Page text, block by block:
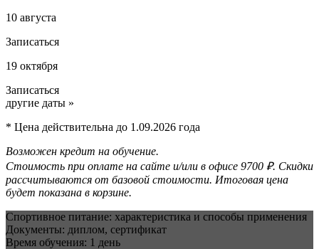
10 августа
Записаться
19 октября
Записаться
другие даты »
* Цена действительна до 1.09.2026 года
Возможен кредит на обучение.
Стоимость при оплате на сайте и/или в офисе 9700 ₽. Скидки
рассчитываются от базовой стоимости. Итоговая цена
будет показана в корзине.
Спортивное питание: характеристика и способы применения
Документы: диплом, сертификат
Время обучения: 1 день